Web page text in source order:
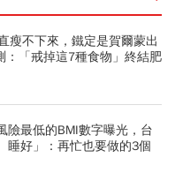
瘦不下來，鐵定是賀爾蒙出
：「戒掉這7種食物」終結肥
險最低的BMI數字曝光，台
睡好」：再忙也要做的3個